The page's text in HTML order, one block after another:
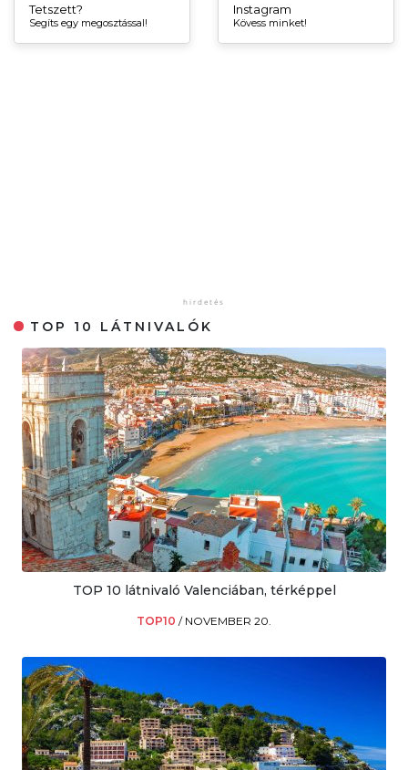
Tetszett?
Segíts egy megosztással!
Instagram
Kövess minket!
TOP 10 LÁTNIVALÓK
TOP 10 látnivaló Valenciában, térképpel
TOP10 / NOVEMBER 20.